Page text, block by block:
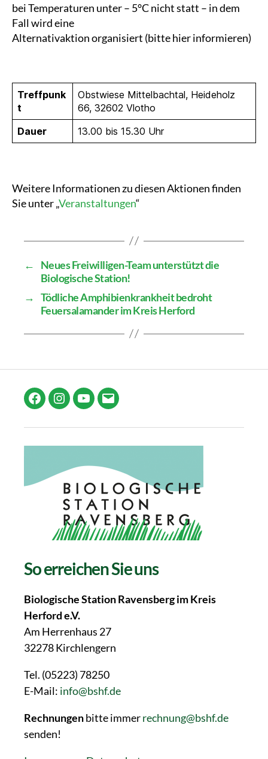
bei Temperaturen unter – 5°C nicht statt – in dem
Fall wird eine
Alternativaktion organisiert (bitte hier informieren)
Treffpunk
t
Obstwiese Mittelbachtal, Heideholz
66, 32602 Vlotho
Dauer
13.00 bis 15.30 Uhr
Weitere Informationen zu diesen Aktionen finden
Sie unter „Veranstaltungen“
←
Neues Freiwilligen-Team unterstützt die
Biologische Station!
→ Tödliche Amphibienkrankheit bedroht
Feuersalamander im Kreis Herford
FacebookInstagram
YouTube
E-
So erreichen Sie uns
Biologische Station Ravensberg im Kreis
Herford e.V.
Am Herrenhaus 27
32278 Kirchlengern
Tel. (05223) 78250
E-Mail: info@bshf.de
Rechnungenbitte immerrechnung@bshf.de
senden!